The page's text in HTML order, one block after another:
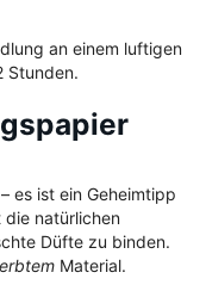
an einem luftigen
Stunden.
es ist ein Geheimtipp
die natürlichen
Düfte zu binden.
Material.